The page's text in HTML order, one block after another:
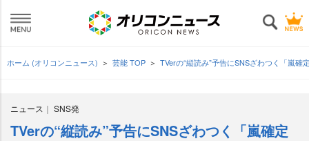
ホーム (オリコンニュース) 芸能 TOP TVerの“縦読み”予告にSNSざわつく「嵐
ニュース SNS発
TVerの“縦読み”予告にSNSざわつく「嵐確定